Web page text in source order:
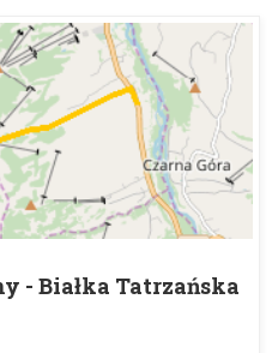
- Białka Tatrzańska